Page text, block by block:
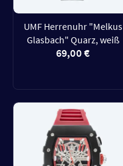
UMF Herrenuhr "Melkus
Glasbach" Quarz, weiß
69,00 €